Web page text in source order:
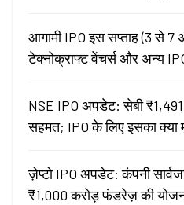
आगामी IPO इस सप्ताह (3 से 7
टेक्नोक्राफ्ट वेंचर्स और अन्य
NSE IPO अपडेट: सेबी
सहमत; IPO के लिए इसका क्या
ज़ेप्टो IPO अपडेट: कंपनी
₹1,000 करोड़ फंडरेज़ की